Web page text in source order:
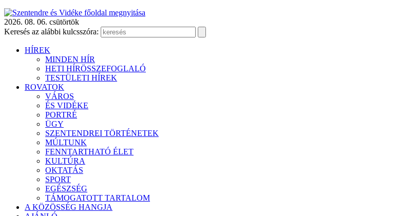
2026. 08. 06. csütörtök
Keresés az alábbi kulcsszóra:
HÍREK
MINDEN HÍR
HETI HÍRÖSSZEFOGLALÓ
TESTÜLETI HÍREK
ROVATOK
VÁROS
ÉS VIDÉKE
PORTRÉ
ÜGY
SZENTENDREI TÖRTÉNETEK
MÚLTUNK
FENNTARTHATÓ ÉLET
KULTÚRA
OKTATÁS
SPORT
EGÉSZSÉG
TÁMOGATOTT TARTALOM
A KÖZÖSSÉG HANGJA